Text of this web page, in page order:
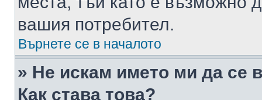
вашия потребител.
Върнете се в началото
» Не искам името ми да се
Как става това?